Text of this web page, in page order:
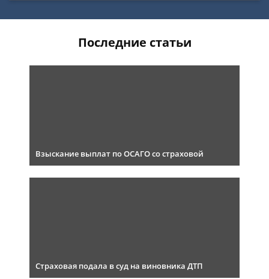
Последние статьи
Взыскание выплат по ОСАГО со страховой
Страховая подала в суд на виновника ДТП